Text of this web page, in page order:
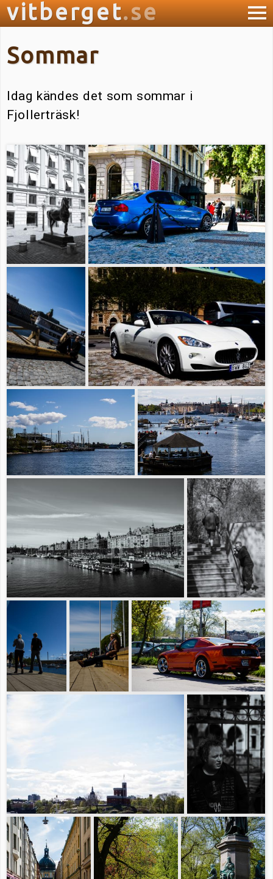
vitberget.se
Sommar
Idag kändes det som sommar i
Fjollerträsk!